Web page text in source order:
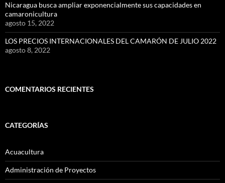
Nicaragua busca ampliar exponencialmente sus capacidades en
camaronicultura
agosto 15, 2022
LOS PRECIOS INTERNACIONALES DEL CAMARÓN DE JULIO 2022
agosto 8, 2022
COMENTARIOS RECIENTES
CATEGORÍAS
Acuacultura
Administración de Proyectos